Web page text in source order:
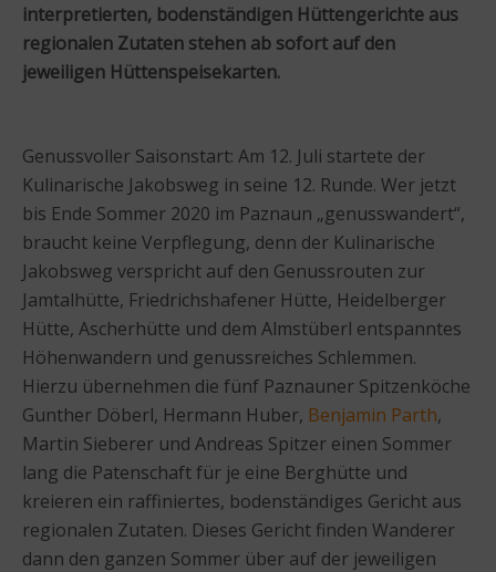
interpretierten, bodenständigen Hüttengerichte aus
regionalen Zutaten stehen ab sofort auf den
jeweiligen Hüttenspeisekarten.
Genussvoller Saisonstart: Am 12. Juli startete der
Kulinarische Jakobsweg in seine 12. Runde. Wer jetzt
bis Ende Sommer 2020 im Paznaun „genusswandert“,
braucht keine Verpflegung, denn der Kulinarische
Jakobsweg verspricht auf den Genussrouten zur
Jamtalhütte, Friedrichshafener Hütte, Heidelberger
Hütte, Ascherhütte und dem Almstüberl entspanntes
Höhenwandern und genussreiches Schlemmen.
Hierzu übernehmen die fünf Paznauner Spitzenköche
Gunther Döberl, Hermann Huber, Benjamin Parth,
Martin Sieberer und Andreas Spitzer einen Sommer
lang die Patenschaft für je eine Berghütte und
kreieren ein raffiniertes, bodenständiges Gericht aus
regionalen Zutaten. Dieses Gericht finden Wanderer
dann den ganzen Sommer über auf der jeweiligen